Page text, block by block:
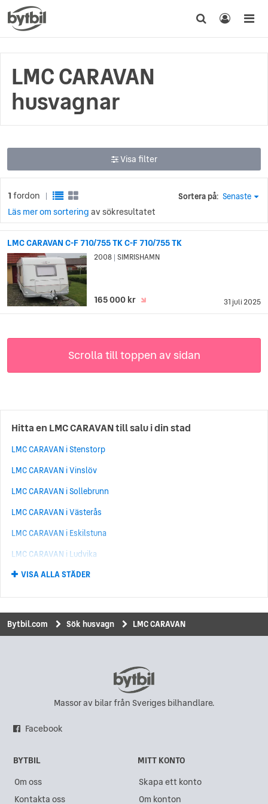
LMC CARAVAN
husvagnar
Visa filter
1 fordon Sortera på: Senaste
Läs mer om sortering av sökresultatet
LMC CARAVAN C-F 710/755 TK C-F 710/755 TK
31 juli 2025
2008 SIMRISHAMN
165 000 kr
Scrolla till toppen av sidan
Hitta en LMC CARAVAN till salu i din stad
LMC CARAVAN i Stenstorp
LMC CARAVAN i Vinslöv
LMC CARAVAN i Sollebrunn
LMC CARAVAN i Västerås
LMC CARAVAN i Eskilstuna
LMC CARAVAN i Ludvika
LMC CARAVAN i Kristinehamn
LMC CARAVAN i Södertälje
LMC CARAVAN i Västerhaninge
LMC CARAVAN i Knivsta
LMC CARAVAN i Hisings Kärra
LMC CARAVAN i Kristianstad
LMC CARAVAN i Falkenberg
VISA ALLA STÄDER
Bytbil.com Sök husvagn LMC CARAVAN
Massor av bilar från Sveriges bilhandlare.
Facebook
BYTBIL
Om oss
Kontakta oss
MITT KONTO
Skapa ett konto
Om konton